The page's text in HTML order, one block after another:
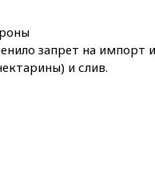
01:20
на
запрет на импорт
и слив.